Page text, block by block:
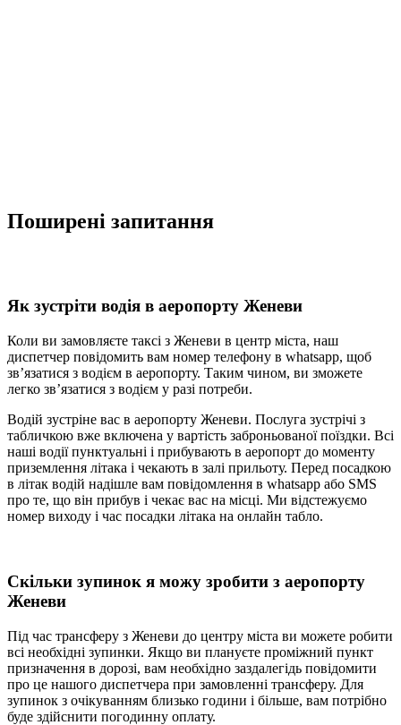
Поширені запитання
Як зустріти водія в аеропорту Женеви
Коли ви замовляєте таксі з Женеви в центр міста, наш
диспетчер повідомить вам номер телефону в whatsapp, щоб
зв’язатися з водієм в аеропорту. Таким чином, ви зможете
легко зв’язатися з водієм у разі потреби.
Водій зустріне вас в аеропорту Женеви. Послуга зустрічі з
табличкою вже включена у вартість заброньованої поїздки. Всі
наші водії пунктуальні і прибувають в аеропорт до моменту
приземлення літака і чекають в залі прильоту. Перед посадкою
в літак водій надішле вам повідомлення в whatsapp або SMS
про те, що він прибув і чекає вас на місці. Ми відстежуємо
номер виходу і час посадки літака на онлайн табло.
Скільки зупинок я можу зробити з аеропорту
Женеви
Під час трансферу з Женеви до центру міста ви можете робити
всі необхідні зупинки. Якщо ви плануєте проміжний пункт
призначення в дорозі, вам необхідно заздалегідь повідомити
про це нашого диспетчера при замовленні трансферу. Для
зупинок з очікуванням близько години і більше, вам потрібно
буде здійснити погодинну оплату.